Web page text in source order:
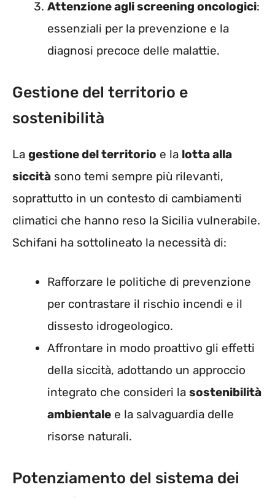
Attenzione agli screening oncologici:
essenziali per la prevenzione e la
diagnosi precoce delle malattie.
Gestione del territorio e
sostenibilità
La gestione del territorio e la lotta alla
siccità sono temi sempre più rilevanti,
soprattutto in un contesto di cambiamenti
climatici che hanno reso la Sicilia vulnerabile.
Schifani ha sottolineato la necessità di:
Rafforzare le politiche di prevenzione
per contrastare il rischio incendi e il
dissesto idrogeologico.
Affrontare in modo proattivo gli effetti
della siccità, adottando un approccio
integrato che consideri la sostenibilità
ambientale e la salvaguardia delle
risorse naturali.
Potenziamento del sistema dei